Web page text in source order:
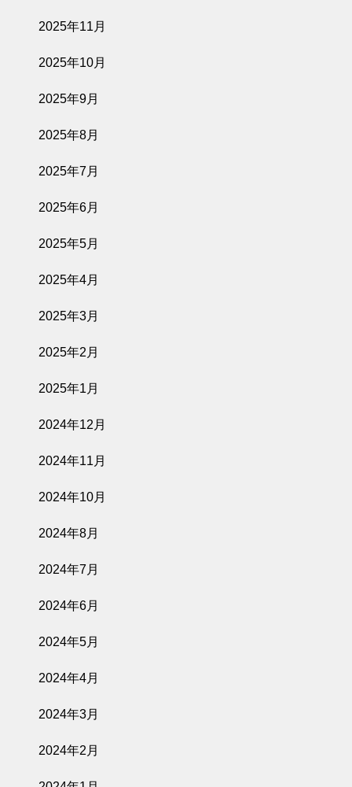
2025年11月
2025年10月
2025年9月
2025年8月
2025年7月
2025年6月
2025年5月
2025年4月
2025年3月
2025年2月
2025年1月
2024年12月
2024年11月
2024年10月
2024年8月
2024年7月
2024年6月
2024年5月
2024年4月
2024年3月
2024年2月